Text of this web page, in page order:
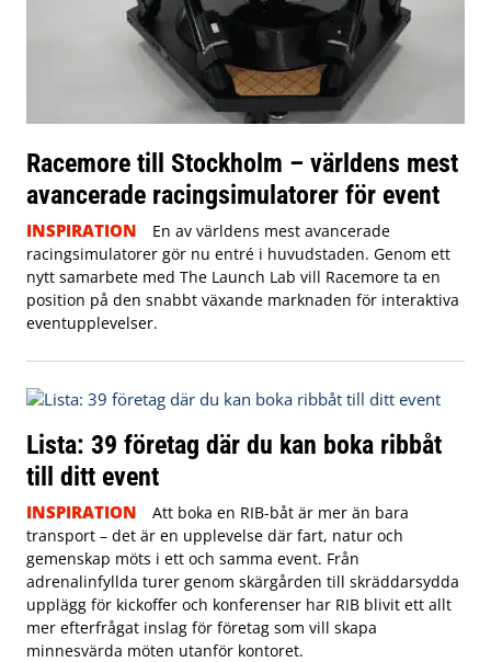
Racemore till Stockholm – världens mest
avancerade racingsimulatorer för event
INSPIRATION
En av världens mest avancerade
racingsimulatorer gör nu entré i huvudstaden. Genom ett
nytt samarbete med The Launch Lab vill Racemore ta en
position på den snabbt växande marknaden för interaktiva
eventupplevelser.
Lista: 39 företag där du kan boka ribbåt
till ditt event
INSPIRATION
Att boka en RIB-båt är mer än bara
transport – det är en upplevelse där fart, natur och
gemenskap möts i ett och samma event. Från
adrenalinfyllda turer genom skärgården till skräddarsydda
upplägg för kickoffer och konferenser har RIB blivit ett allt
mer efterfrågat inslag för företag som vill skapa
minnesvärda möten utanför kontoret.